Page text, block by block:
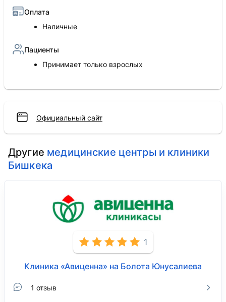
Оплата
Наличные
Пациенты
Принимает только взрослых
Официальный сайт
Другие медицинские центры и клиники
Бишкека
1
Клиника «Авиценна» на Болота Юнусалиева
1 отзыв